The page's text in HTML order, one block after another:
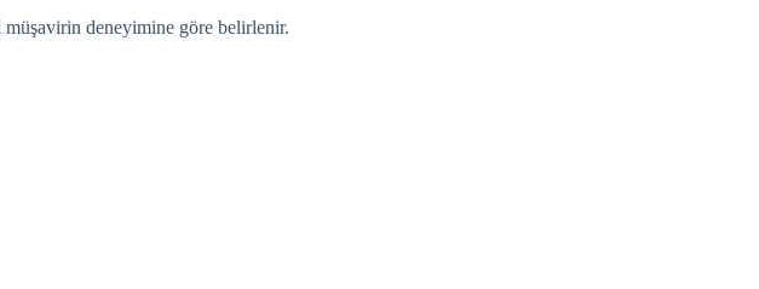
müşavirin deneyimine göre belirlenir.